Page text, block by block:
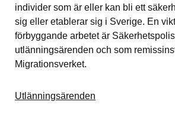
individer som är eller kan bli ett
sig eller etablerar sig i Sverige. En
förbyggande arbetet är
utlänningsärenden och som
Migrationsverket.
Utlänningsärenden